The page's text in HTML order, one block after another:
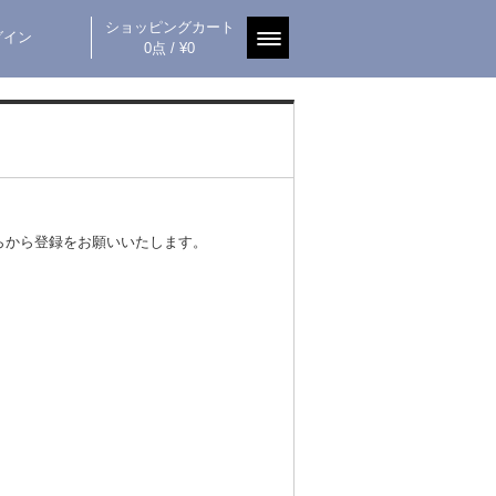
イン
ショッピングカート
0点 / ¥0
ら登録をお願いいたします。